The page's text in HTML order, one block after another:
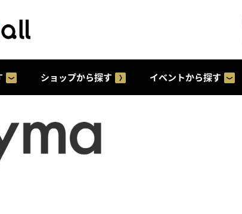
ショップから探す イベントから探す